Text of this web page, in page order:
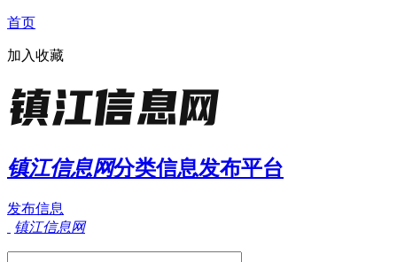
首页
加入收藏
镇江信息网分类信息发布平台
发布信息
镇江信息网